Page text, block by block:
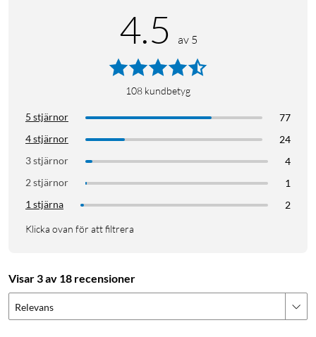
4.5 av 5
108 kundbetyg
5 stjärnor
77
4 stjärnor
24
3 stjärnor
4
2 stjärnor
1
1 stjärna
2
Klicka ovan för att filtrera
Visar 3 av 18 recensioner
Relevans